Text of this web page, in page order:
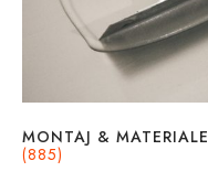
MONTAJ & MATERIALE
(885)